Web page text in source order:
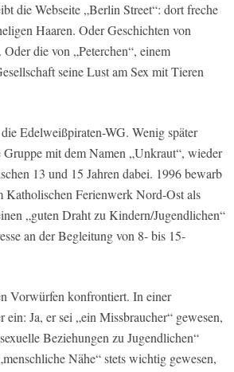
die Webseite „Berlin Street“: dort freche
Haaren. Oder Geschichten von
die von „Peterchen“, einem
seine Lust am Sex mit Tieren
Edelweißpiraten-WG. Wenig später
Gruppe mit dem Namen „Unkraut“, wieder
13 und 15 Jahren dabei. 1996 bewarb
Katholischen Ferienwerk Nord-Ost als
„guten Draht zu Kindern/Jugendlichen“
an der Begleitung von 8- bis 15-
Vorwürfen konfrontiert. In einer
ein: Ja, er sei „ein Missbraucher“ gewesen,
Beziehungen zu Jugendlichen“
Nähe“ stets wichtig gewesen,